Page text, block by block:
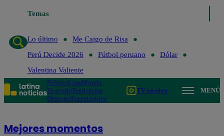
Temas
Lo último
Me Caigo de Risa
Perú Decide 2026
Fútbol peruano
Dólar
Valentina Valiente
PolíticaLimaMundo
Te ayudoTendencias
DeportesEspectáculos
TV en vivo MENÚ
Mejores momentos